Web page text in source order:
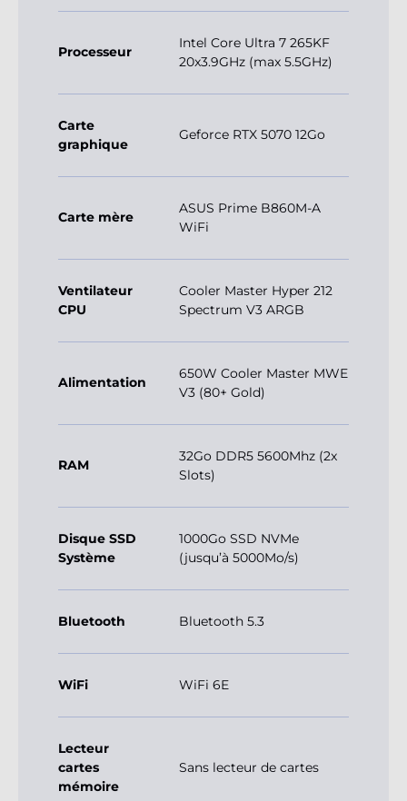
Processeur
Intel Core Ultra 7 265KF
20x3.9GHz (max 5.5GHz)
Carte
graphique
Geforce RTX 5070 12Go
Carte mère
ASUS Prime B860M-A
WiFi
Ventilateur
CPU
Cooler Master Hyper 212
Spectrum V3 ARGB
Alimentation
650W Cooler Master MWE
V3 (80+ Gold)
RAM
32Go DDR5 5600Mhz (2x
Slots)
Disque SSD
Système
1000Go SSD NVMe
(jusqu’à 5000Mo/s)
Bluetooth Bluetooth 5.3
WiFi WiFi 6E
Lecteur
cartes
mémoire
Sans lecteur de cartes